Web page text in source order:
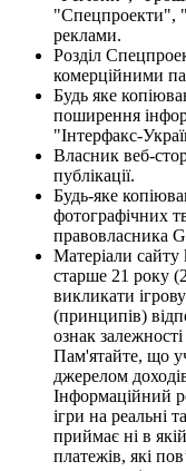
"Спецпроекти",
реклами.
Розділ
комерційними
Будь яке
поширення
"Інтерфакс-
Власник веб-
публікації.
Будь-яке
фотографічних
правовласника
Матеріали сайту
старше 21 року
викликати
(принципів)
ознак
Пам'ятайте, що
джерелом
Інформаційний
ігри на реальні
приймає ні в
платежів, які